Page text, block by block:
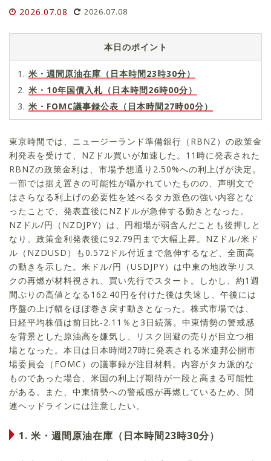
2026.07.08 2026.07.08
本日のポイント
米・週間原油在庫（日本時間23時30分）
米・10年国債入札（日本時間26時00分）
米・FOMC議事録公表（日本時間27時00分）
東京時間では、ニュージーランド準備銀行（RBNZ）の政策金
利発表を受けて、NZドル買いが加速した。11時に発表された
RBNZの政策金利は、市場予想通り2.50%への利上げが決定。
一部では据え置きの可能性が囁かれていたものの、声明文で
はさらなる利上げの必要性を述べるタカ派色の強い内容とな
ったことで、発表直後にNZドルが急伸する動きとなった。
NZドル/円（NZDJPY）は、円相場が弱含んだことも後押しと
なり、政策金利発表後に92.79円まで大幅上昇。NZドル/米ド
ル（NZDUSD）も0.572ドル付近まで急伸するなど、全面高
の動きを示した。米ドル/円（USDJPY）は中東の地政学リス
クの再燃が材料視され、買い先行でスタート。しかし、約1週
間ぶりの高値となる162.40円を付けた後は失速し、午後には
序盤の上げ幅をほぼ巻き戻す動きとなった。株式市場では、
日経平均株価は前日比-2.11％と3日続落。中東情勢の警戒感
を背景とした原油高を嫌気し、リスク回避の売りが目立つ相
場となった。本日は日本時間27時に発表される米連邦公開市
場委員会（FOMC）の議事録が注目材料。内容がタカ派的な
ものであった場合、米国の利上げ期待が一段と高まる可能性
がある。また、中東情勢への警戒感が再燃しているため、関
連ヘッドラインには注意したい。
1. 米・週間原油在庫（日本時間23時30分）